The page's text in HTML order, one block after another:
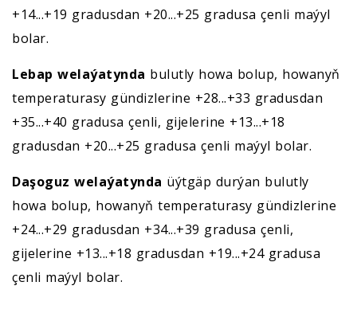
+14...+19 gradusdan +20...+25 gradusa çenli maýyl
bolar.
Lebap welaýatynda bulutly howa bolup, howanyň
temperaturasy gündizlerine +28...+33 gradusdan
+35...+40 gradusa çenli, gijelerine +13...+18
gradusdan +20...+25 gradusa çenli maýyl bolar.
Daşoguz welaýatynda üýtgäp durýan bulutly
howa bolup, howanyň temperaturasy gündizlerine
+24...+29 gradusdan +34...+39 gradusa çenli,
gijelerine +13...+18 gradusdan +19...+24 gradusa
çenli maýyl bolar.